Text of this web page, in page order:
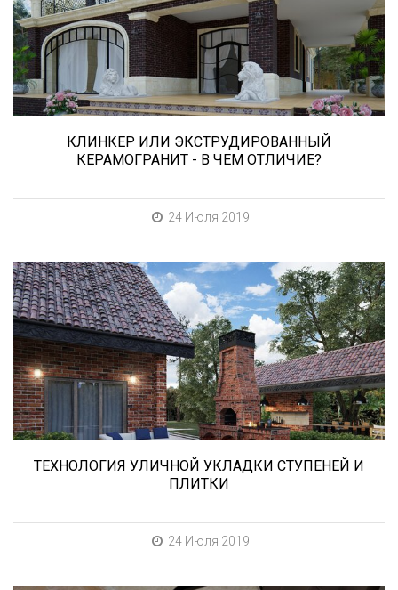
угловые) для облицовки крыльца, фасадную
плитку и другие материалы преимущественно
для экстерьерной отделки домов, зон
мангала, барбекю, лестниц и...
КЛИНКЕР ИЛИ ЭКСТРУДИРОВАННЫЙ
КЕРАМОГРАНИТ - В ЧЕМ ОТЛИЧИЕ?
24 Июля 2019
В этой статье мы расскажем о том, что
нужно учесть при выборе и укладке уличных
облицовочных материалов (ступени и плитка).
ТЕХНОЛОГИЯ УЛИЧНОЙ УКЛАДКИ СТУПЕНЕЙ И
ПЛИТКИ
24 Июля 2019